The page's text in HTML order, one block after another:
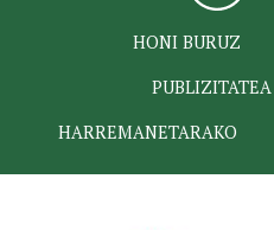
HONI BURUZ
PUBLIZITATEA
HARREMANETARAKO